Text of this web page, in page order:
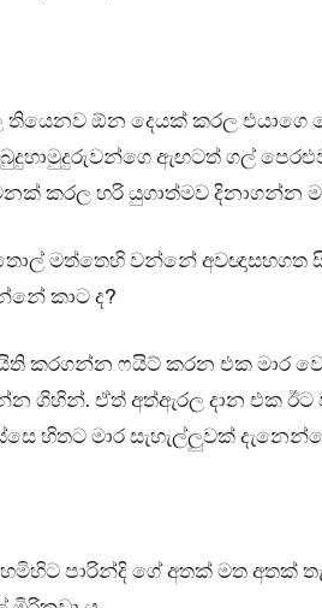
තියෙනව ඕන දෙයක් කරල
බුදුහාමුදුරුවන්ගෙ ඇඟටත් ගල්
කරල හරි යුගාත්මව දිනාගන්න
මත්තෙහි වන්නේ අවඥාසහගත
කාට ද?
කරගන්න ෆයිට් කරන එක මාර
ගිහින්. ඒත් අත්ඇරල දාන එක ඊට
හිතට මාර සැහැල්ලුවක්
පාරින්දි ගේ අතක් මත අතක්